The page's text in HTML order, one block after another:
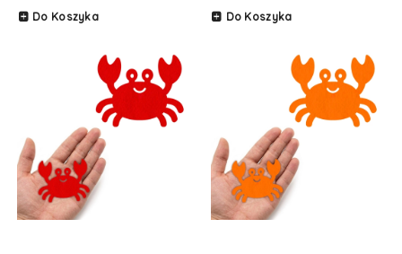
Do Koszyka Do Koszyka